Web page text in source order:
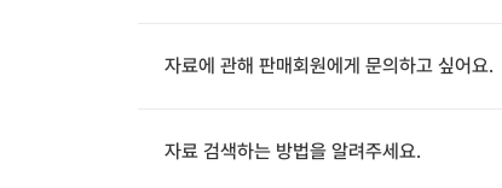
자료에 관해 판매회원에게 문의하고 싶어요.
자료 검색하는 방법을 알려주세요.